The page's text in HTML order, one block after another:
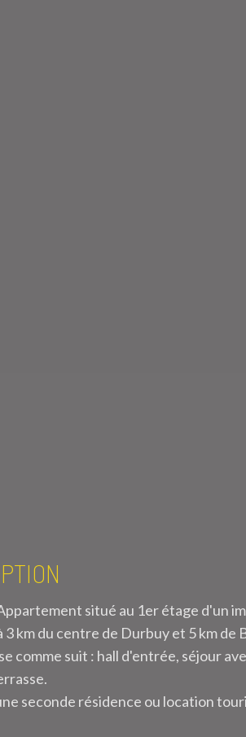
situé au 1er étage d'un
km du centre de Durbuy et 5 km de
comme suit : hall d'entrée, séjour
seconde résidence ou location